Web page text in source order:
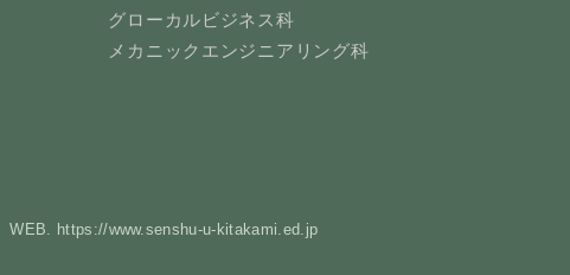
グローカルビジネス科
メカニックエンジニアリング科
WEB. https://www.senshu-u-kitakami.ed.jp